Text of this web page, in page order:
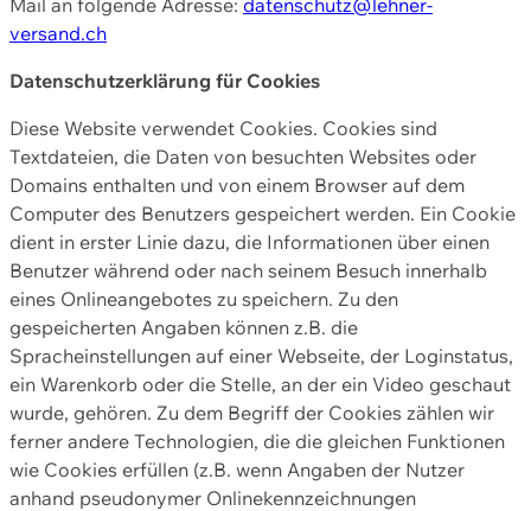
versand.ch
Datenschutzerklärung für Cookies
Diese Website verwendet Cookies. Cookies sind
Textdateien, die Daten von besuchten Websites oder
Domains enthalten und von einem Browser auf dem
Computer des Benutzers gespeichert werden. Ein Cookie
dient in erster Linie dazu, die Informationen über einen
Benutzer während oder nach seinem Besuch innerhalb
eines Onlineangebotes zu speichern. Zu den
gespeicherten Angaben können z.B. die
Spracheinstellungen auf einer Webseite, der Loginstatus,
ein Warenkorb oder die Stelle, an der ein Video geschaut
wurde, gehören. Zu dem Begriff der Cookies zählen wir
ferner andere Technologien, die die gleichen Funktionen
wie Cookies erfüllen (z.B. wenn Angaben der Nutzer
anhand pseudonymer Onlinekennzeichnungen